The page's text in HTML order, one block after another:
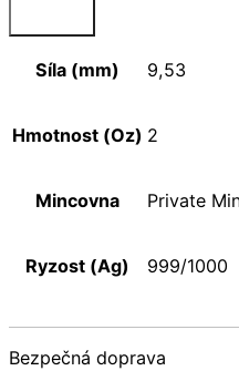
Síla (mm) 9,53
Hmotnost (Oz) 2
Mincovna Private
Ryzost (Ag) 999/1000
Bezpečná doprava